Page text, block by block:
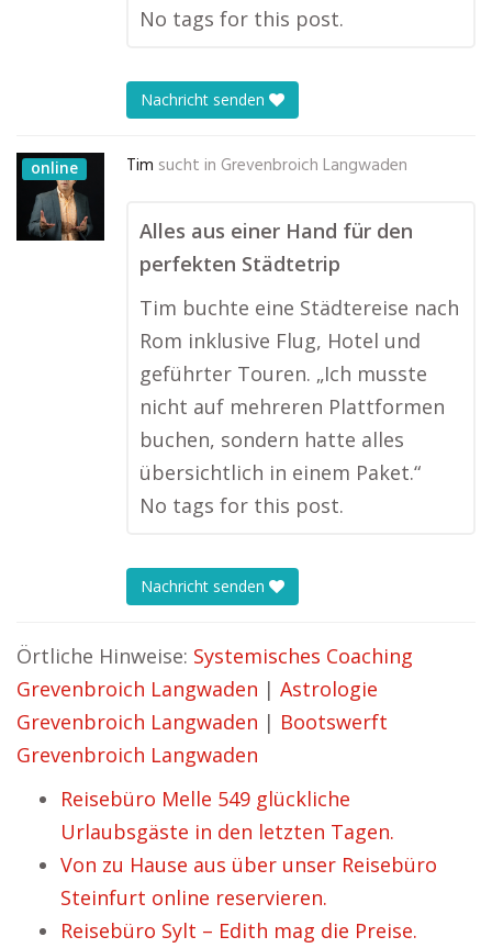
No tags for this post.
Nachricht senden
online Tim sucht in Grevenbroich Langwaden
Alles aus einer Hand für den
perfekten Städtetrip
Tim buchte eine Städtereise nach
Rom inklusive Flug, Hotel und
geführter Touren. „Ich musste
nicht auf mehreren Plattformen
buchen, sondern hatte alles
übersichtlich in einem Paket.“
No tags for this post.
Nachricht senden
Örtliche Hinweise: Systemisches Coaching
Grevenbroich Langwaden | Astrologie
Grevenbroich Langwaden | Bootswerft
Grevenbroich Langwaden
Reisebüro Melle 549 glückliche
Urlaubsgäste in den letzten Tagen.
Von zu Hause aus über unser Reisebüro
Steinfurt online reservieren.
Reisebüro Sylt – Edith mag die Preise.